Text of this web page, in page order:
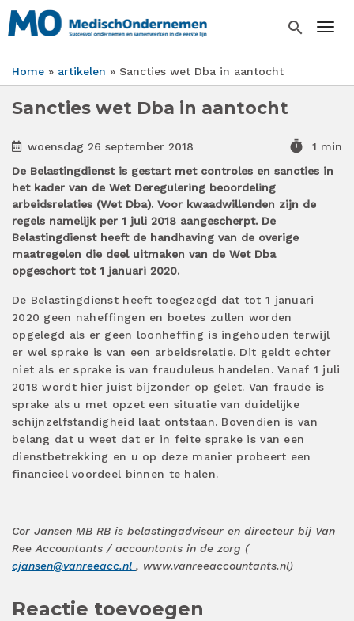
Overslaan
en
inhoud
search
Home artikelen Sancties wet Dba in aantocht
Sancties wet Dba in aantocht
woensdag 26 september 2018 timer
1 min
De Belastingdienst is gestart met controles en sancties in
het kader van de Wet Deregulering beoordeling
arbeidsrelaties (Wet Dba). Voor kwaadwillenden zijn de
regels namelijk per 1 juli 2018 aangescherpt. De
Belastingdienst heeft de handhaving van de overige
maatregelen die deel uitmaken van de Wet Dba
opgeschort tot 1 januari 2020.
De Belastingdienst heeft toegezegd dat tot 1 januari
2020 geen naheffingen en boetes zullen worden
opgelegd als er geen loonheffing is ingehouden terwijl
er wel sprake is van een arbeidsrelatie. Dit geldt echter
niet als er sprake is van frauduleus handelen. Vanaf 1 juli
2018 wordt hier juist bijzonder op gelet. Van fraude is
sprake als u met opzet een situatie van duidelijke
schijnzelfstandigheid laat ontstaan. Bovendien is van
belang dat u weet dat er in feite sprake is van een
dienstbetrekking en u op deze manier probeert een
financieel voordeel binnen te halen.
Cor Jansen MB RB is belastingadviseur en directeur bij Van
Ree Accountants / accountants in de zorg (
cjansen@vanreeacc.nl , www.vanreeaccountants.nl)
Reactie toevoegen